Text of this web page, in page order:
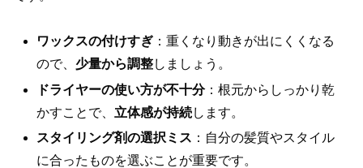
ワックスの付けすぎ ：重くなり動きが出にくくなる
ので、少量から調整しましょう。
ドライヤーの使い方が不十分：根元からしっかり乾
かすことで、 立体感が持続します。
スタイリング剤の選択ミス ：自分の髪質やスタイル
に合ったものを選ぶことが重要です。